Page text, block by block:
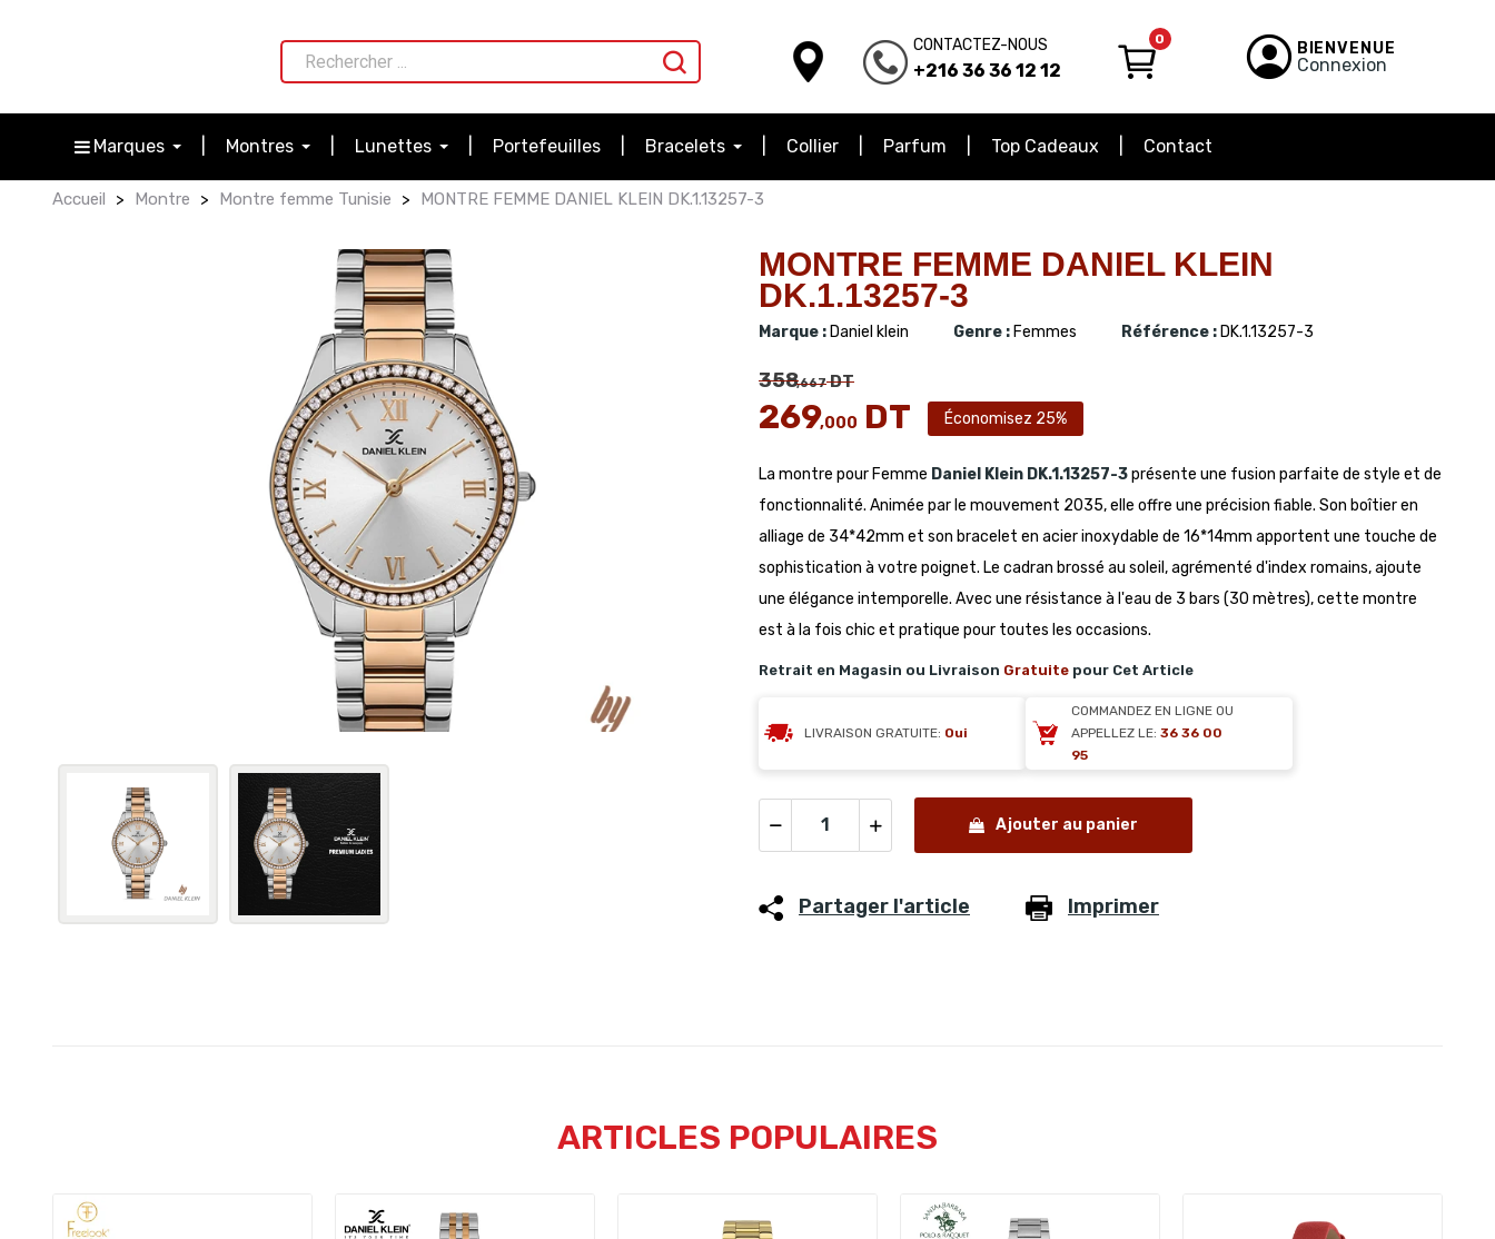
CONTACTEZ-NOUS
+216 36 36 12 12
0 BIENVENUE
Connexion
Marques Montres Lunettes Portefeuilles Bracelets Collier Parfum Top Cadeaux Contact
Accueil Montre Montre femme Tunisie MONTRE FEMME DANIEL KLEIN DK.1.13257-3
MONTRE FEMME DANIEL KLEIN
DK.1.13257-3
Marque : Daniel klein Genre : Femmes Référence : DK.1.13257-3
358,667DT
269,000 DT Économisez 25%
La montre pour Femme Daniel Klein DK.1.13257-3présente une fusion parfaite de style et de
fonctionnalité. Animée par le mouvement 2035, elle offre une précision fiable. Son boîtier en
alliage de 34*42mm et son bracelet en acier inoxydable de 16*14mm apportent une touche de
sophistication à votre poignet. Le cadran brossé au soleil, agrémenté d'index romains, ajoute
une élégance intemporelle. Avec une résistance à l'eau de 3 bars (30 mètres), cette montre
est à la fois chic et pratique pour toutes les occasions.
Retrait en Magasin ou Livraison Gratuite pour Cet Article
LIVRAISON GRATUITE: Oui
COMMANDEZ EN LIGNE OU
APPELLEZ LE: 36 36 00
95
Ajouter au panier
Partager l'article Imprimer
ARTICLES POPULAIRES